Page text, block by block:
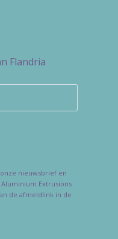
Flandria
nieuwsbrief en
Extrusions
de afmeldlink in de